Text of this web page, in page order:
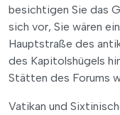
besichtigen Sie das
sich vor, Sie wären
Hauptstraße des
des Kapitolshügels
Stätten des Forums
Vatikan und